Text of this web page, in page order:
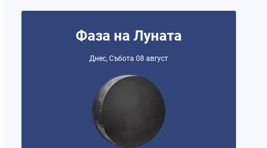
Фаза на Луната
Днес, Събота 08 август